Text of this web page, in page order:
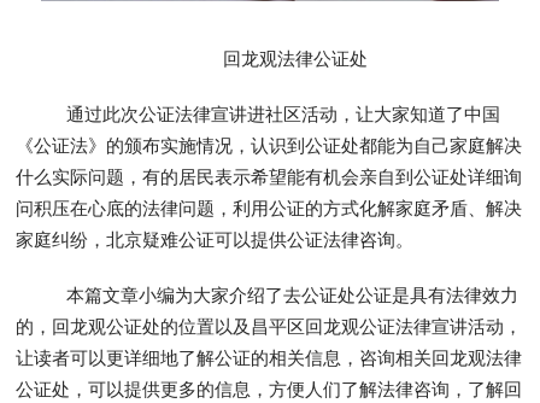
回龙观法律公证处
通过此次公证法律宣讲进社区活动，让大家知道了中国
《公证法》的颁布实施情况，认识到公证处都能为自己家庭解决
什么实际问题，有的居民表示希望能有机会亲自到公证处详细询
问积压在心底的法律问题，利用公证的方式化解家庭矛盾、解决
家庭纠纷，北京疑难公证可以提供公证法律咨询。
本篇文章小编为大家介绍了去公证处公证是具有法律效力
的，回龙观公证处的位置以及昌平区回龙观公证法律宣讲活动，
让读者可以更详细地了解公证的相关信息，咨询相关回龙观法律
公证处，可以提供更多的信息，方便人们了解法律咨询，了解回